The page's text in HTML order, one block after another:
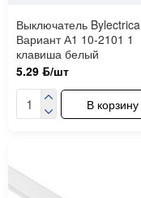
Выключатель Bylectrica
Вариант А1 10-2101 1
клавиша белый
5.29 ƃ/шт
В корзину